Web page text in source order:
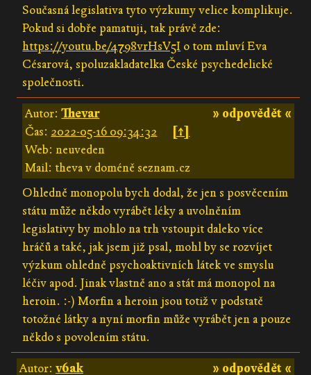
Současná legislativa tyto výzkumy velice komplikuje.
Pokud si dobře pamatuji, tak právě zde:
https://youtu.be/4798vrHsV5I o tom mluví Eva
Césarová, spoluzakladatelka České psychedelické
společnosti.
» odpovědět «
Autor:Thevar
Čas: 2022-05-16 09:34:32
[↑]
Web: neuveden
Mail: theva v doméně seznam.cz
Ohledně monopolu bych dodal, že jen s posvěcením
státu může někdo vyrábět léky a uvolněním
legislativy by mohlo na trh vstoupit daleko více
hráčů a také, jak jsem již psal, mohl by se rozvíjet
výzkum ohledně psychoaktivních látek ve smyslu
léčiv apod. Jinak vlastně ano a stát má monopol na
heroin. :-) Morfin a heroin jsou totiž v podstatě
totožné látky a nyní morfin může vyrábět jen a pouze
někdo s povolením státu.
» odpovědět «
Autor: v6ak